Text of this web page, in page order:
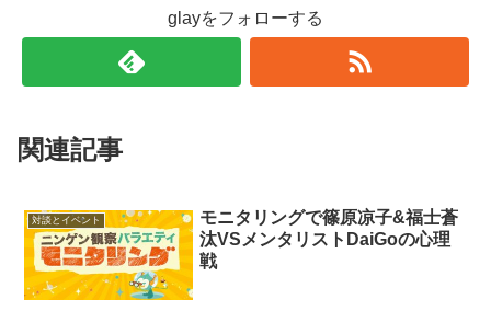
glayをフォローする
関連記事
対談とイベント
モニタリングで篠原凉子&福士蒼
汰VSメンタリストDaiGoの心理
戦